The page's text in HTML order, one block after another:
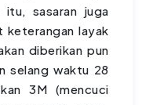
itu, sasaran juga
keterangan layak
diberikan pun
selang waktu 28
3M (mencuci